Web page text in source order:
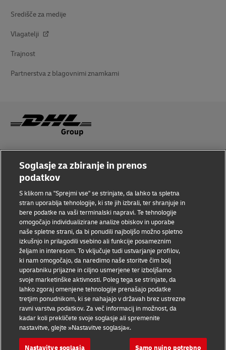
Središče za medije
Vlagatelji
Trajnost
Partnerstva z blagovnimi znamkami
Pravno obvestilo
Pogoji uporabe
Varstvo podatkov
Dostopnost
Dodatne informacije
Nastavitve piškotkov
Sledite nam
Soglasje za zbiranje in prenos
podatkov
S klikom na "Sprejmi vse" se strinjate, da lahko ta spletna
stran uporablja tehnologije, ki ste jih izbrali, ter shranjuje in
bere podatke na vaši terminalski napravi. Te tehnologije
omogočajo individualizirane analize obiskov in uporabe
naše spletne strani, da bi ponudili najboljšo možno spletno
izkušnjo in prilagodili vsebino ali funkcije posameznim
željam in interesom. To vključuje tudi ustvarjanje profilov,
ki nam omogočajo, da naredimo naše storitve čim bolj
uporabniku prijazne in ciljno usmerjene ter izboljšamo
svoje marketinške aktivnosti. Poleg tega se strinjate, da
lahko zgoraj omenjene tehnologije prenašajo podatke
tretjim ponudnikom, ki se nahajajo v državah brez ustrezne
ravni varstva podatkov. Za več informacij in možnost, da
kadar koli prekličete svoje soglasje ali spremenite
nastavitve, glejte »Nastavitve soglasja«.
Nastavitve soglasja Samo nujno potrebno